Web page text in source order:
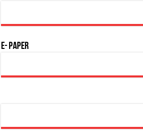
E- Paper